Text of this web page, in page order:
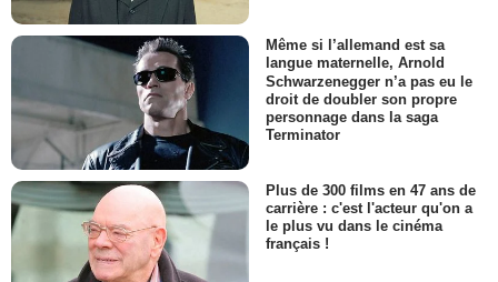
Même si l’allemand est sa
langue maternelle, Arnold
Schwarzenegger n’a pas eu le
droit de doubler son propre
personnage dans la saga
Terminator
Plus de 300 films en 47 ans de
carrière : c'est l'acteur qu'on a
le plus vu dans le cinéma
français !